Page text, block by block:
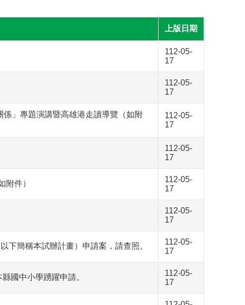
上版日期
112-05-
17
112-05-
17
」專題演講暨高雄港走讀導覽（如附
112-05-
17
112-05-
17
附件）
112-05-
17
112-05-
17
下簡稱本試辦計畫）申請案，請查照。
112-05-
17
國中小學踴躍申請。
112-05-
17